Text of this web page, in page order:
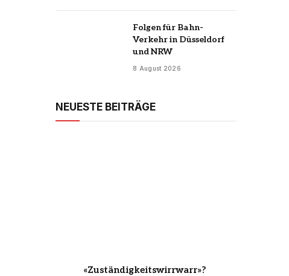
Folgen für Bahn-
Verkehr in Düsseldorf
und NRW
8 August 2026
NEUESTE BEITRÄGE
«Zuständigkeitswirrwarr»?